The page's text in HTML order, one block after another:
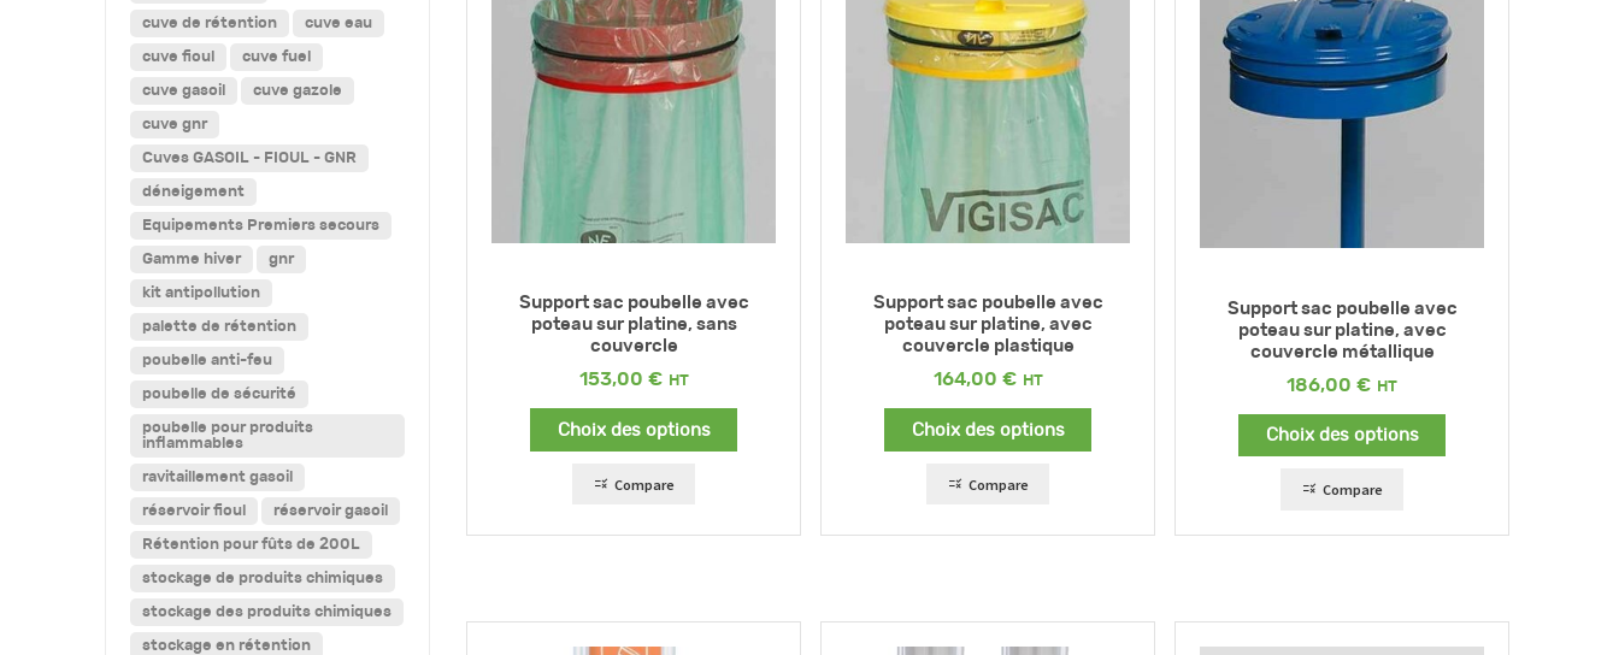
cuve de rétention cuve eau
cuve fioul cuve fuel
cuve gasoil cuve gazole
cuve gnr
Cuves GASOIL - FIOUL - GNR
déneigement
Equipements Premiers secours
Gamme hiver gnr
kit antipollution
palette de rétention
poubelle anti-feu
poubelle de sécurité
poubelle pour produits
inflammables
ravitaillement gasoil
réservoir fioul réservoir gasoil
Rétention pour fûts de 200L
stockage de produits chimiques
stockage des produits chimiques
stockage en rétention
Support sac poubelle avec
poteau sur platine, sans
couvercle
153,00 €
Choix des options
Compare
Support sac poubelle avec
poteau sur platine, avec
couvercle plastique
164,00 €
Choix des options
Compare
Support sac poubelle avec
poteau sur platine, avec
couvercle métallique
186,00 €
Choix des options
Compare